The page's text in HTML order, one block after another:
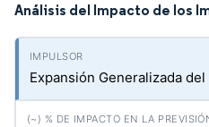
Análisis del Impacto de los
Expansión Generalizada del